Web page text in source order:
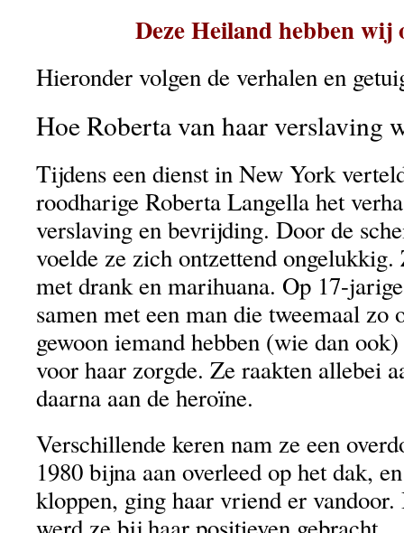
Deze Heiland hebben
Hieronder volgen de verhalen en
Hoe Roberta van haar verslaving
Tijdens een dienst in New York
roodharige Roberta Langella het
verslaving en bevrijding. Door de
voelde ze zich ontzettend ongelukkig.
met drank en marihuana. Op 17-
samen met een man die tweemaal zo
gewoon iemand hebben (wie dan
voor haar zorgde. Ze raakten allebei
daarna aan de heroïne.
Verschillende keren nam ze een
1980 bijna aan overleed op het dak,
kloppen, ging haar vriend er vandoor.